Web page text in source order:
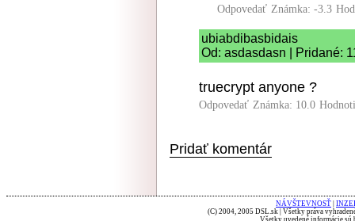
Odpovedať Známka: -3.3
ubiabdibasbidais
Od: asdasdasn | Pridané:
truecrypt anyone ?
Odpovedať Známka: 10.0
Pridať komentár
NÁVŠTEVNOSŤ
(C) 2004, 2005 DSL.sk | Všetky práva
Všetky uvedené informácie sú